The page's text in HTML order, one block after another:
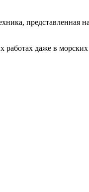
представленная
работах даже в